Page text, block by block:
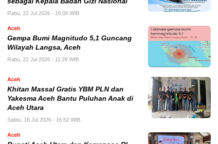
Rabu, 22 Jul 2026 - 16:06 WIB
Aceh
Gempa Bumi Magnitudo 5,1 Guncang
Wilayah Langsa, Aceh
Rabu, 22 Jul 2026 - 11:28 WIB
Aceh
Khitan Massal Gratis YBM PLN dan
Yakesma Aceh Bantu Puluhan Anak di
Aceh Utara
Sabtu, 18 Jul 2026 - 16:52 WIB
Aceh